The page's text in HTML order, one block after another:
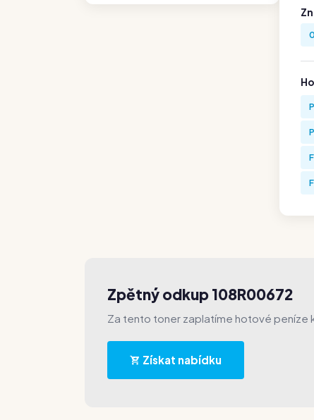
Zpětný odkup 108R00672
Za tento toner zaplatíme hotové peníze
Získat nabídku